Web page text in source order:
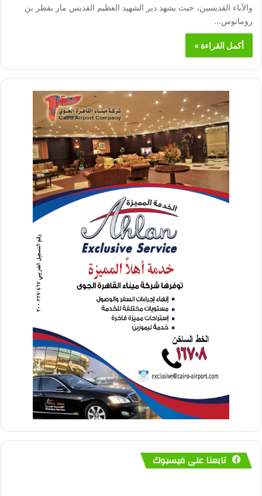
والآباء القديسين، حيث يشهد دير الشهيد العظيم القديس مار بقطر بن
رومانوس…
أكمل القراءة »
تابعنا على فيسبوك